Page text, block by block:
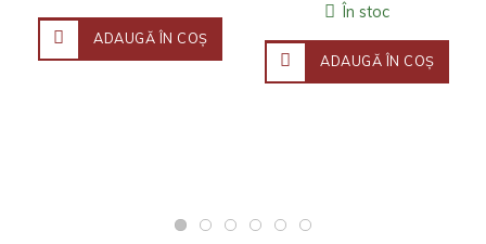
ADAUGĂ ÎN COŞ
În stoc
ADAUGĂ ÎN COŞ